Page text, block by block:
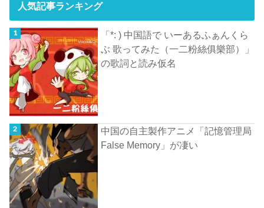
人気記事ランキング
「*: ) 中国語で いーあるふぁんくら
ぶ 歌ってみた（一二粉絲俱樂部）」
の歌詞と読み仮名
中国の自主製作アニメ「記憶管理局
False Memory」が凄い